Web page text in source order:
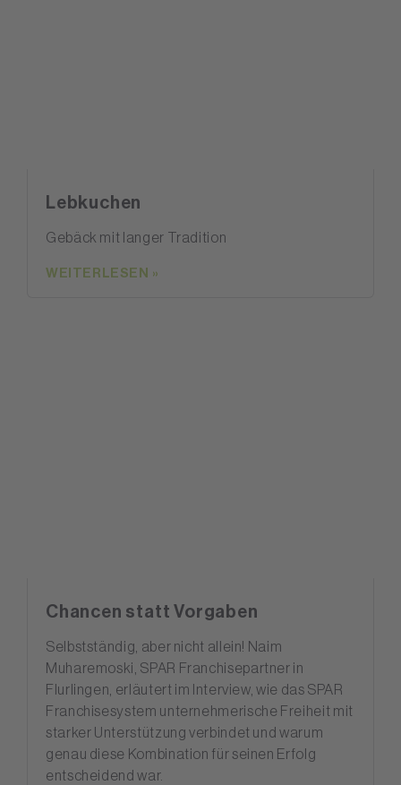
Lebkuchen
Gebäck mit langer Tradition
WEITERLESEN »
Chancen statt Vorgaben
Selbstständig, aber nicht allein! Naim
Muharemoski, SPAR Franchisepartner in
Flurlingen, erläutert im Interview, wie das SPAR
Franchisesystem unternehmerische Freiheit mit
starker Unterstützung verbindet und warum
genau diese Kombination für seinen Erfolg
entscheidend war.